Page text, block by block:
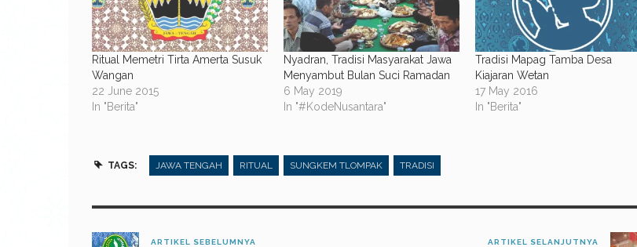
Ritual Memetri Tirta Amerta Susuk
Wangan
22 June 2015
In "Berita"
Nyadran, Tradisi Masyarakat Jawa
Menyambut Bulan Suci Ramadan
6 May 2019
In "#KodeNusantara"
Tradisi Mapag Tamba Desa
Kiajaran Wetan
17 May 2016
In "Berita"
TAGS: JAWA TENGAH RITUAL SUNGKEM TLOMPAK TRADISI
ARTIKEL SEBELUMNYA ARTIKEL SELANJUTNYA